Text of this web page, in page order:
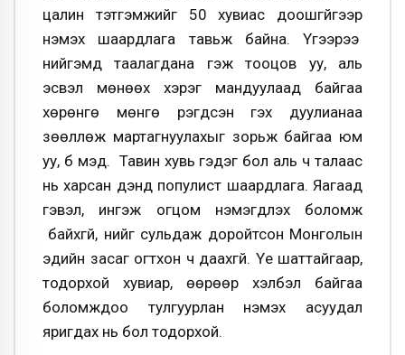
цалин тэтгэмжийг 50 хувиас доошгүйгээр
нэмэх шаардлага тавьж байна. Үүгээрээ
нийгэмд таалагдана гэж тооцов уу, аль
эсвэл мөнөөх хэрэг мандуулаад байгаа
хөрөнгө мөнгө үрэгдсэн гэх дуулианаа
зөөллөж мартагнуулахыг зорьж байгаа юм
уу, бүү мэд. Тавин хувь гэдэг бол аль ч талаас
нь харсан дэндүү популист шаардлага. Яагаад
гэвэл, ингэж огцом нэмэгдүүлэх боломж
байхгүй, үүнийг сульдаж доройтсон Монголын
эдийн засаг огтхон ч даахгүй. Үе шаттайгаар,
тодорхой хувиар, өөрөөр хэлбэл байгаа
боломждоо тулгуурлан нэмэх асуудал
яригдах нь бол тодорхой.